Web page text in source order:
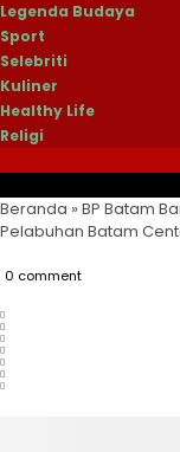
Legenda Budaya
Sport
Selebriti
Kuliner
Healthy Life
Religi
Beranda »BP Batam
Pelabuhan Batam
0 comment